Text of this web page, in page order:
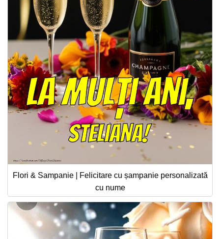
Flori & Sampanie | Felicitare cu șampanie personalizată
cu nume